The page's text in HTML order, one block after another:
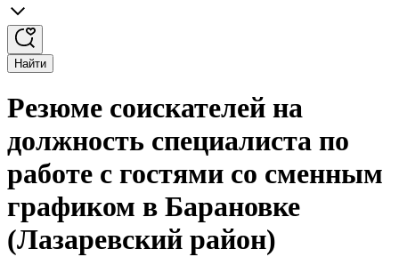
Найти
Резюме соискателей на
должность специалиста по
работе с гостями со сменным
графиком в Барановке
(Лазаревский район)